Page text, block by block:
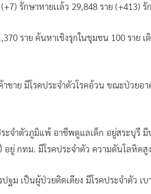
รักษาหายเเล้ว 29,848 ราย (+413)
ราย ค้นหาเชิงรุกในชุมชน 100 ราย เ
ขาย มีโรคประจำตัวโรคอ้วน ขณะป่วยอ
ะจำตัวภูมิแพ้ อาชีพดูแลเด็ก อยู่สระบุรี
ยู่ กทม. มีโรคประจำตัว ความดันโลหิตสู
ม เป็นผู้ป่วยติดเตียง มีโรคประจำตัว เ